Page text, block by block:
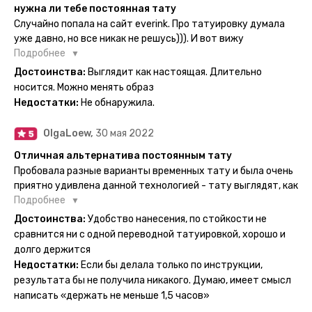
нужна ли тебе постоянная тату
Случайно попала на сайт everink. Про татуировку думала
уже давно, но все никак не решусь))). И вот вижу
великолепный каталог everink. Тату на любой вкус.
Заказала и не пожалела. Супер. Выглядит как настоящая.
Посмотрю как булет ы носке. Обязательно закажу ещё.
Подробнее
Достоинства: Выглядит как настоящая. Длительно
носится. Можно менять образ
Недостатки: Не обнаружила.
OlgaLoew, 30 мая 2022
Отличная альтернатива постоянным тату
Пробовала разные варианты временных тату и была очень
приятно удивлена данной технологией - тату выглядят, как
настоящие, и не тускнеют больше недели даже несмотря
на контакты с водой! На сайте очень большой выбор по
тематике и размерам, быстрая доставка. Заказывала сразу
очередного рисунка у меня на руке друзья до сих пор
каждый раз уточняют, временная ли тату или я всё-таки
решила себе что-то набить :) Т. к. если следовать
инструкции, то её действительно не отличить от
Подробнее
Достоинства: Удобство нанесения, по стойкости не
сравнится ни с одной переводной татуировкой, хорошо и
долго держится
Недостатки: Если бы делала только по инструкции,
результата бы не получила никакого. Думаю, имеет смысл
написать «держать не меньше 1,5 часов»